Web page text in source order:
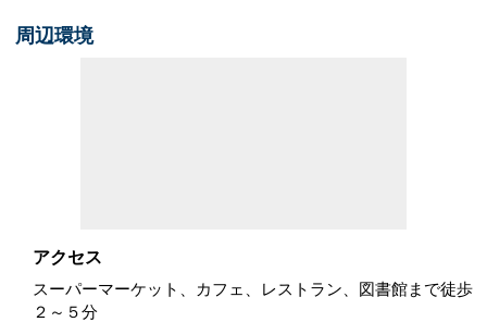
周辺環境
アクセス
スーパーマーケット、カフェ、レストラン、図書館まで徒歩
２～５分